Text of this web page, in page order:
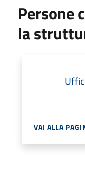
Persone
la
VAI ALLA